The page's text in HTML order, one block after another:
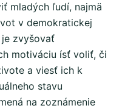
mladých ľudí, najmä
v demokratickej
zvyšovať
motiváciu ísť voliť, či
a viesť ich k
stavu
na zoznámenie